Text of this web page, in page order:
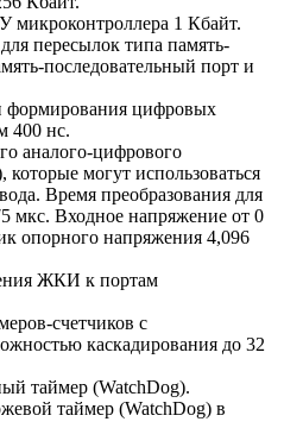
микроконтроллера 1 Кбайт.
пересылок типа память-
последовательный порт и
формирования цифровых
400 нс.
аналого-цифрового
могут использоваться
Время преобразования для
мкс. Входное напряжение от 0
опорного напряжения 4,096
ЖКИ к портам
счетчиков с
каскадирования до 32
таймер (WatchDog).
таймер (WatchDog) в